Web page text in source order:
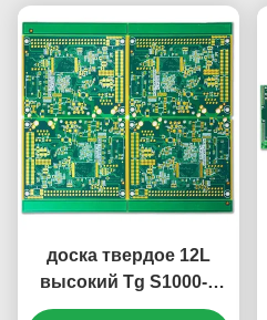
доска твердое 12L
высокий Tg S1000-2
ENIG 2u PCB 1.66mm